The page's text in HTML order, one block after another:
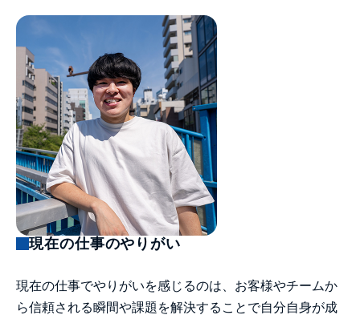
現在の仕事のやりがい
現在の仕事でやりがいを感じるのは、お客様やチームか
ら信頼される瞬間や課題を解決することで自分自身が成